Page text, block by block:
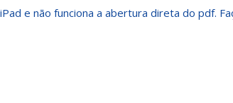
e não funciona a abertura direta do pdf.